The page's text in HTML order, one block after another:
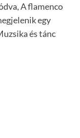
A flamenco
egy
és tánc